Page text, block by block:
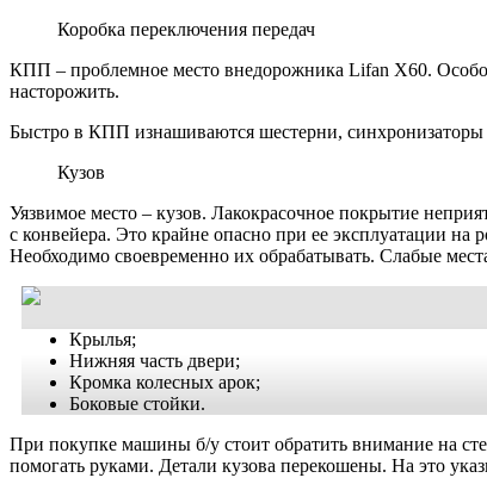
Коробка переключения передач
КПП – проблемное место внедорожника Lifan X60.
насторожить.
Быстро в КПП изнашиваются шестерни, синхронизаторы
Кузов
Уязвимое место – кузов. Лакокрасочное покрытие
с конвейера. Это крайне опасно при ее эксплуатации на
Необходимо своевременно их обрабатывать. Слабые
Крылья;
Нижняя часть двери;
Кромка колесных арок;
Боковые стойки.
При покупке машины б/у стоит обратить внимание на
помогать руками. Детали кузова перекошены. На это